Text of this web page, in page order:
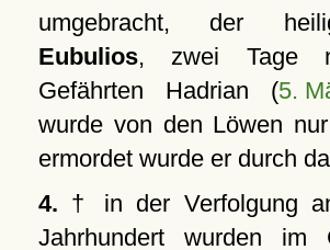
umgebracht, der
Eubulios, zwei Tage
Gefährten Hadrian (5.
wurde von den Löwen
ermordet wurde er durch
4. † in der Verfolgung
Jahrhundert wurden im